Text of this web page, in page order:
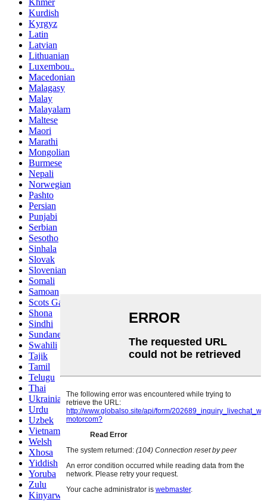
Khmer
Kurdish
Kyrgyz
Latin
Latvian
Lithuanian
Luxembou..
Macedonian
Malagasy
Malay
Malayalam
Maltese
Maori
Marathi
Mongolian
Burmese
Nepali
Norwegian
Pashto
Persian
Punjabi
Serbian
Sesotho
Sinhala
Slovak
Slovenian
Somali
Samoan
Scots Gaelic
Shona
Sindhi
Sundanese
Swahili
Tajik
Tamil
Telugu
Thai
Ukrainian
Urdu
Uzbek
Vietnamese
Welsh
Xhosa
Yiddish
Yoruba
Zulu
Kinyarwanda